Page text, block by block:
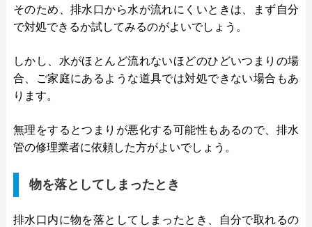
そのため、排水口から水が流れにくいときは、まず自分
で対処できるか試してみるのがよいでしょう。
しかし、水がほとんど流れないほどのひどいつまりの場
合、ご家庭にあるような道具では対処できない場合もあ
ります。
無理をするとつまりが悪化する可能性もあるので、排水
管の修理業者に依頼した方がよいでしょう。
物を落としてしまったとき
排水口内に物を落としてしまったとき、自分で取れるの